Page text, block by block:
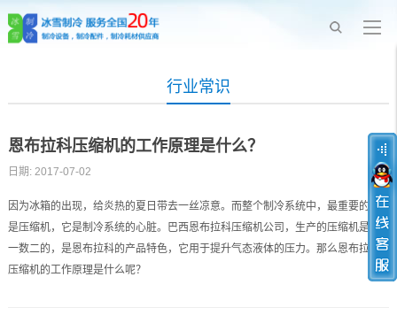
行业常识
恩布拉科压缩机的工作原理是什么？
日期: 2017-07-02
因为冰箱的出现，给炎热的夏日带去一丝凉意。而整个制冷系统中，最重要的就
是压缩机，它是制冷系统的心脏。巴西恩布拉科压缩机公司，生产的压缩机是数
一数二的，是恩布拉科的产品特色，它用于提升气态液体的压力。那么恩布拉科
压缩机的工作原理是什么呢？